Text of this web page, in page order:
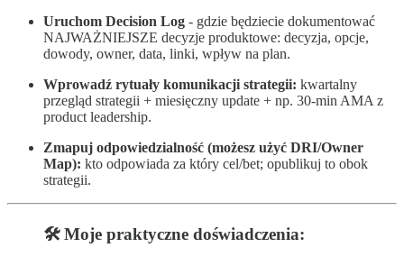
Uruchom Decision Log - gdzie będziecie dokumentować
NAJWAŻNIEJSZE decyzje produktowe: decyzja, opcje,
dowody, owner, data, linki, wpływ na plan.
Wprowadź rytuały komunikacji strategii: kwartalny
przegląd strategii + miesięczny update + np. 30-min AMA z
product leadership.
Zmapuj odpowiedzialność (możesz użyć DRI/Owner
Map): kto odpowiada za który cel/bet; opublikuj to obok
strategii.
🛠️ Moje praktyczne doświadczenia: